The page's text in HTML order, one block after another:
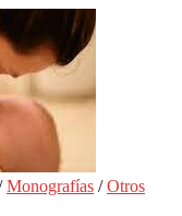
Monografías /Otros